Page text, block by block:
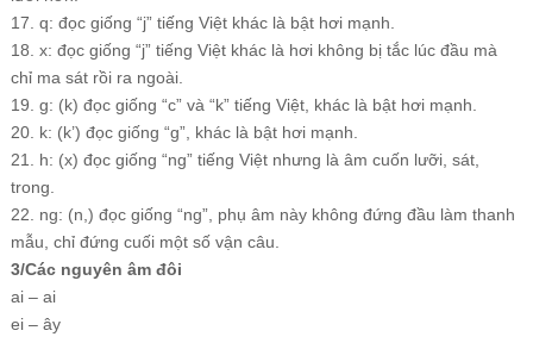
17. q: đọc giống “j” tiếng Việt khác là bật hơi mạnh.
18. x: đọc giống “j” tiếng Việt khác là hơi không bị tắc lúc đầu mà
chỉ ma sát rồi ra ngoài.
19. g: (k) đọc giống “c” và “k” tiếng Việt, khác là bật hơi mạnh.
20. k: (k’) đọc giống “g”, khác là bật hơi mạnh.
21. h: (x) đọc giống “ng” tiếng Việt nhưng là âm cuốn lưỡi, sát,
trong.
22. ng: (n,) đọc giống “ng”, phụ âm này không đứng đầu làm thanh
mẫu, chỉ đứng cuối một số vận câu.
3/Các nguyên âm đôi
ai – ai
ei – ây